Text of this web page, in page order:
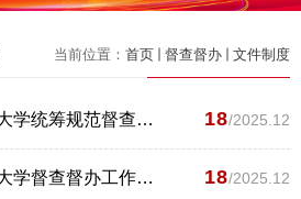
当前位置： 首页 督查督办 文件制度
安徽工程大学统筹规范督查检查考核工作暂行办法 18/2025.12
安徽工程大学督查督办工作实施办法 18/2025.12